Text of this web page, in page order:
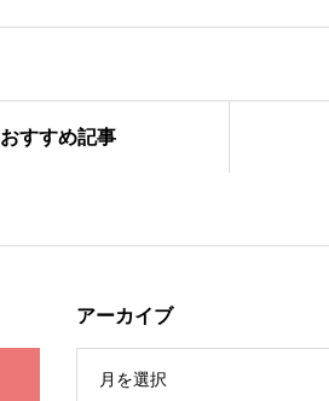
おすすめ記事
アーカイブ
月を選択